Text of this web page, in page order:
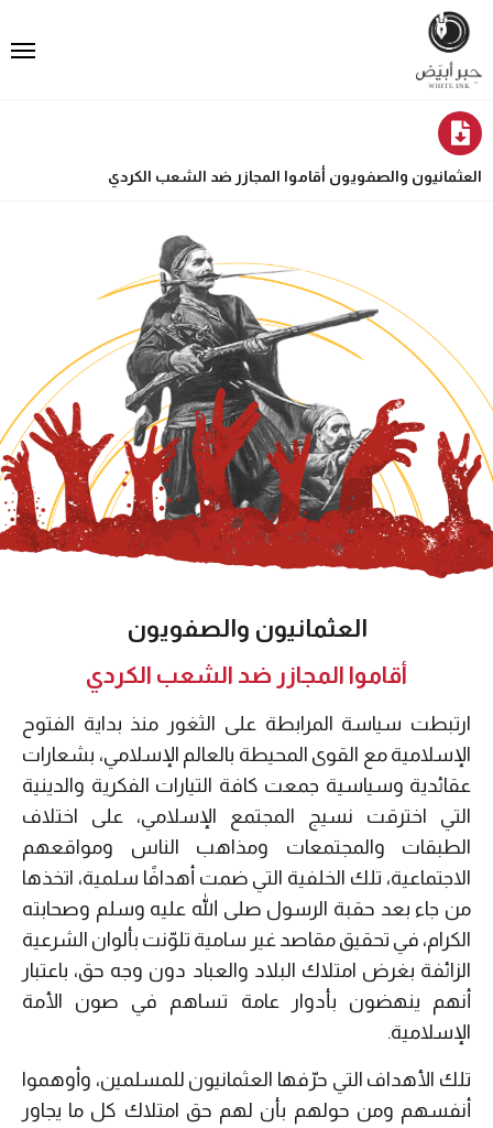
العثمانيون والصفويون أقاموا المجازر ضد الشعب الكردي
العثمانيون والصفويون
أقاموا المجازر ضد الشعب الكردي
ارتبطت سياسة المرابطة على الثغور منذ بداية الفتوح
الإسلامية مع القوى المحيطة بالعالم الإسلامي، بشعارات
عقائدية وسياسية جمعت كافة التيارات الفكرية والدينية
التي اخترقت نسيج المجتمع الإسلامي، على اختلاف
الطبقات والمجتمعات ومذاهب الناس ومواقعهم
الاجتماعية، تلك الخلفية التي ضمت أهدافًا سلمية، اتخذها
من جاء بعد حقبة الرسول صلى الله عليه وسلم وصحابته
الكرام، في تحقيق مقاصد غير سامية تلوّنت بألوان الشرعية
الزائفة بغرض امتلاك البلاد والعباد دون وجه حق، باعتبار
أنهم ينهضون بأدوار عامة تساهم في صون الأمة
الإسلامية.
تلك الأهداف التي حرّفها العثمانيون للمسلمين، وأوهموا
أنفسهم ومن حولهم بأن لهم حق امتلاك كل ما يجاور